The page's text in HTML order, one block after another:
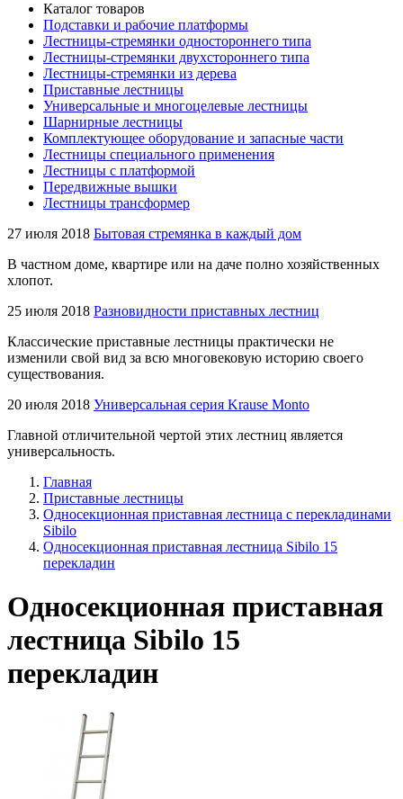
Каталог товаров
Подставки и рабочие платформы
Лестницы-стремянки одностороннего типа
Лестницы-стремянки двухстороннего типа
Лестницы-стремянки из дерева
Приставные лестницы
Универсальные и многоцелевые лестницы
Шарнирные лестницы
Комплектующее оборудование и запасные части
Лестницы специального применения
Лестницы с платформой
Передвижные вышки
Лестницы трансформер
27 июля 2018 Бытовая стремянка в каждый дом
В частном доме, квартире или на даче полно хозяйственных
хлопот.
25 июля 2018 Разновидности приставных лестниц
Классические приставные лестницы практически не
изменили свой вид за всю многовековую историю своего
существования.
20 июля 2018 Универсальная серия Krause Monto
Главной отличительной чертой этих лестниц является
универсальность.
Главная
Приставные лестницы
Односекционная приставная лестница с перекладинами
Sibilo
Односекционная приставная лестница Sibilo 15
перекладин
Односекционная приставная
лестница Sibilo 15
перекладин